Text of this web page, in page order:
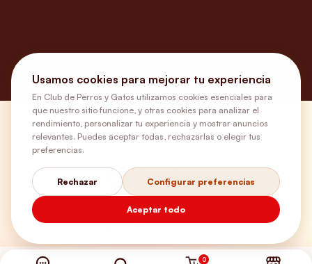
¿Necesitas ayuda?
+56 9 5646 8188
0
Usamos cookies para mejorar tu experiencia
En Club de Perros y Gatos utilizamos cookies esenciales para
que nuestro sitio funcione, y otras cookies para analizar el
rendimiento, personalizar tu experiencia y mostrar anuncios
relevantes. Puedes aceptar todas, rechazarlas o elegir tus
preferencias.
Rechazar Configurar preferencias
Aceptar todo